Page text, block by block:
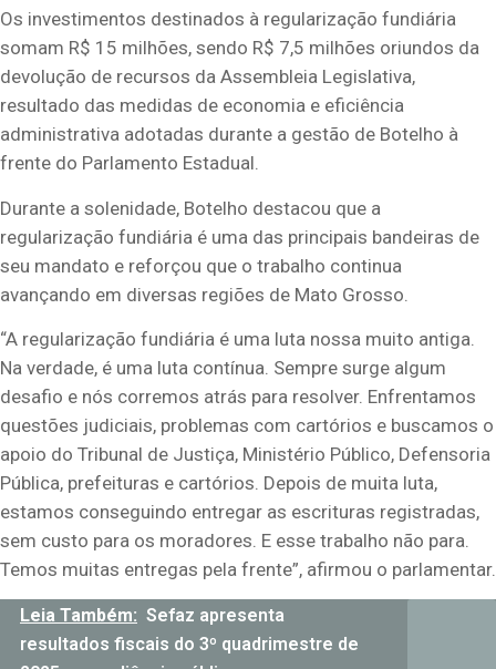
Os investimentos destinados à regularização fundiária
somam R$ 15 milhões, sendo R$ 7,5 milhões oriundos da
devolução de recursos da Assembleia Legislativa,
resultado das medidas de economia e eficiência
administrativa adotadas durante a gestão de Botelho à
frente do Parlamento Estadual.
Durante a solenidade, Botelho destacou que a
regularização fundiária é uma das principais bandeiras de
seu mandato e reforçou que o trabalho continua
avançando em diversas regiões de Mato Grosso.
“A regularização fundiária é uma luta nossa muito antiga.
Na verdade, é uma luta contínua. Sempre surge algum
desafio e nós corremos atrás para resolver. Enfrentamos
questões judiciais, problemas com cartórios e buscamos o
apoio do Tribunal de Justiça, Ministério Público, Defensoria
Pública, prefeituras e cartórios. Depois de muita luta,
estamos conseguindo entregar as escrituras registradas,
sem custo para os moradores. E esse trabalho não para.
Temos muitas entregas pela frente”, afirmou o parlamentar.
Leia Também: Sefaz apresenta
resultados fiscais do 3º quadrimestre de